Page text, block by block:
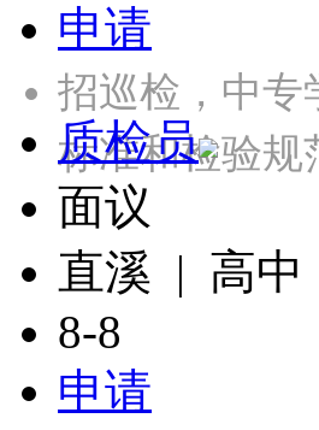
申请
招巡检，中专
标准和检验
质检员
面议
直溪 | 高
8-8
申请